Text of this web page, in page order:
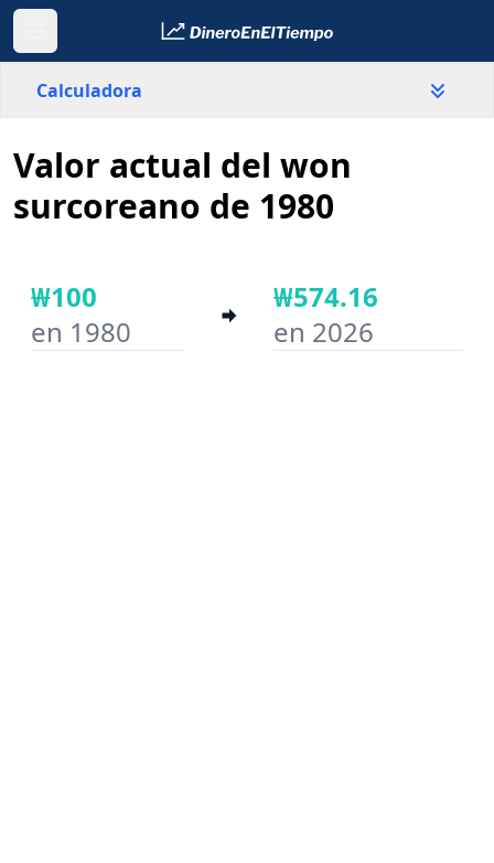
Calculadora
País
Año inicial
Valor actual del won
surcoreano de 1980
₩100
en 1980
₩574.16
en 2026